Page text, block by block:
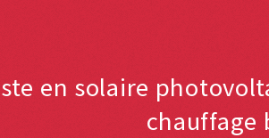
en solaire
chauffage